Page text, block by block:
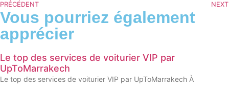
PRÉCÉDENT NEXT
Vous pourriez également
apprécier
Le top des services de voiturier VIP par
UpToMarrakech
Le top des services de voiturier VIP par UpToMarrakech À